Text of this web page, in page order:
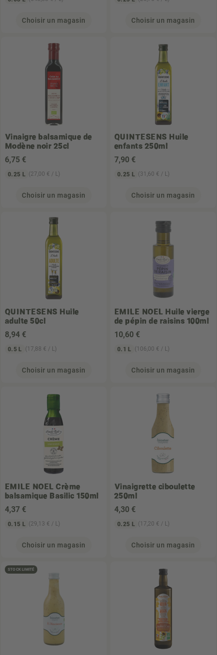
Choisir un magasin Choisir un magasin
Vinaigre balsamique de
Modène noir 25cl
6,75 €
0.25 L (27,00 € / L)
Choisir un magasin
QUINTESENS Huile
enfants 250ml
7,90 €
0.25 L (31,60 € / L)
Choisir un magasin
QUINTESENS Huile
adulte 50cl
8,94 €
0.5 L (17,88 € / L)
Choisir un magasin
EMILE NOEL Huile vierge
de pépin de raisins 100ml
10,60 €
0.1 L (106,00 € / L)
Choisir un magasin
EMILE NOEL Crème
balsamique Basilic 150ml
4,37 €
0.15 L (29,13 € / L)
Choisir un magasin
Vinaigrette ciboulette
250ml
4,30 €
0.25 L (17,20 € / L)
Choisir un magasin
STOCK LIMITÉ